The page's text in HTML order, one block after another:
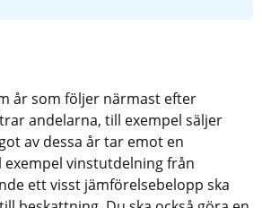
år som följer närmast efter
andelarna, till exempel säljer
av dessa år tar emot en
vinstutdelning från
ett visst jämförelsebelopp ska